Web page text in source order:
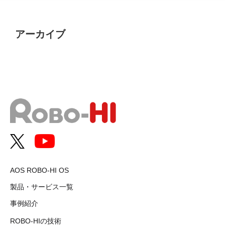
アーカイブ
AOS ROBO-HI OS
製品・サービス一覧
事例紹介
ROBO-HIの技術